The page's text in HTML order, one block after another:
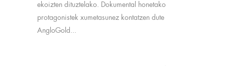
ekoizten dituztelako. Dokumental honetako
protagonistek xumetasunez kontatzen dute
AngloGold...